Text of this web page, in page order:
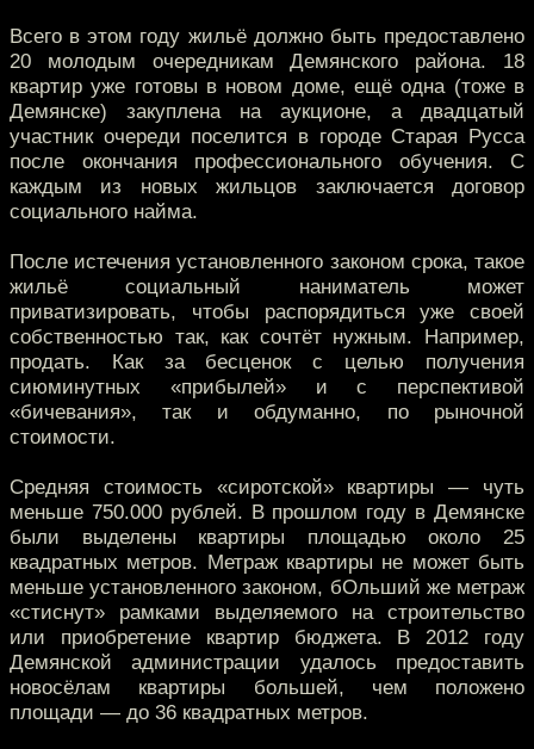
Всего в этом году жильё должно быть предоставлено
20 молодым очередникам Демянского района. 18
квартир уже готовы в новом доме, ещё одна (тоже в
Демянске) закуплена на аукционе, а двадцатый
участник очереди поселится в городе Старая Русса
после окончания профессионального обучения. С
каждым из новых жильцов заключается договор
социального найма.
После истечения установленного законом срока, такое
жильё социальный наниматель может
приватизировать, чтобы распорядиться уже своей
собственностью так, как сочтёт нужным. Например,
продать. Как за бесценок с целью получения
сиюминутных «прибылей» и с перспективой
«бичевания», так и обдуманно, по рыночной
стоимости.
Средняя стоимость «сиротской» квартиры — чуть
меньше 750.000 рублей. В прошлом году в Демянске
были выделены квартиры площадью около 25
квадратных метров. Метраж квартиры не может быть
меньше установленного законом, бОльший же метраж
«стиснут» рамками выделяемого на строительство
или приобретение квартир бюджета. В 2012 году
Демянской администрации удалось предоставить
новосёлам квартиры большей, чем положено
площади — до 36 квадратных метров.